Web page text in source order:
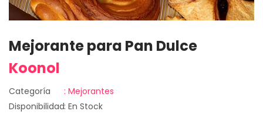
Mejorante para Pan Dulce
Koonol
Categoría
: Mejorantes
Disponibilidad: En Stock